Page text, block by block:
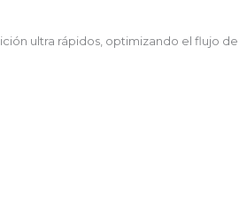
ultra rápidos, optimizando el flujo de